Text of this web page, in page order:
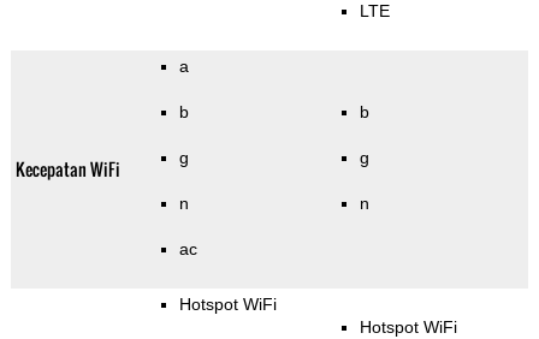
LTE
Kecepatan WiFi
a
b
g
n
ac
b
g
n
Hotspot WiFi
Hotspot WiFi